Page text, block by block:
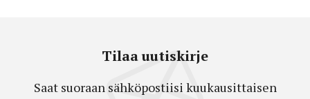
Tilaa uutiskirje
Saat suoraan sähköpostiisi kuukausittaisen